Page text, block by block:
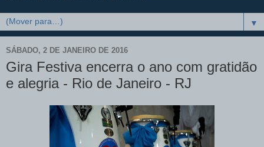
▼
SÁBADO, 2 DE JANEIRO DE 2016
Gira Festiva encerra o ano com gratidão
e alegria - Rio de Janeiro - RJ